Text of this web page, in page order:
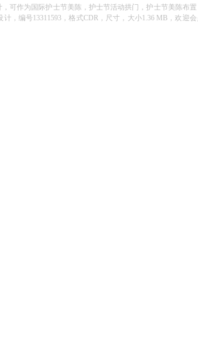
可作为国际护士节美陈，护士节活动拱门，护士节美陈布置
，编号13311593，格式CDR，尺寸，大小1.36 MB，欢迎会